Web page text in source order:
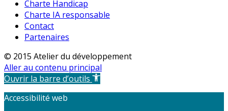
Charte Handicap
Charte IA responsable
Contact
Partenaires
© 2015 Atelier du développement
Aller au contenu principal
Ouvrir la barre d’outils
Accessibilité web